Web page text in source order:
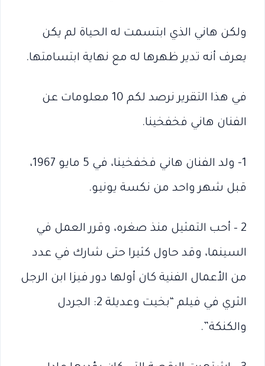
ولكن هاني الذي ابتسمت له الحياة لم يكن
يعرف أنه تدير ظهرها له مع نهاية ابتسامتها.
في هذا التقرير نرصد لكم 10 معلومات عن
الفنان هاني فخفخينا.
1- ولد الفنان هاني فخفخينا، في 5 مايو 1967،
قبل شهر واحد من نكسة يونيو.
2 – أحب التمثيل منذ صغره، وقرر العمل في
السينما، وقد حاول كثيرا حتى شارك في عدد
من الأعمال الفنية كان أولها دور فيزا ابن الرجل
الثري في فيلم “بخيت وعديلة 2: الجردل
والكنكة”.